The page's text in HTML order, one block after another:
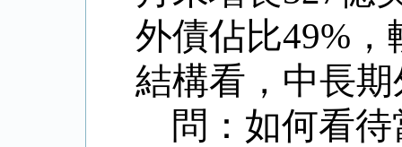
外債佔比49%
結構看，中長
問：如何看